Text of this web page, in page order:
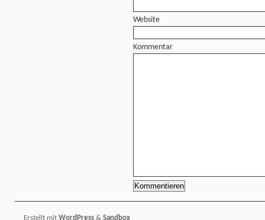
Website
Kommentar
Erstellt mit WordPress & Sandbox